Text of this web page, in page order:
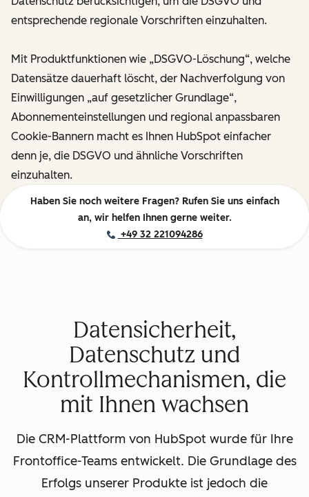
entsprechende regionale Vorschriften einzuhalten.
Mit Produktfunktionen wie „DSGVO-Löschung“, welche
Datensätze dauerhaft löscht, der Nachverfolgung von
Einwilligungen „auf gesetzlicher Grundlage“,
Abonnementeinstellungen und regional anpassbaren
Cookie-Bannern macht es Ihnen HubSpot einfacher
denn je, die DSGVO und ähnliche Vorschriften
einzuhalten.
Haben Sie noch weitere Fragen? Rufen Sie uns einfach
an, wir helfen Ihnen gerne weiter.
+49 32 221094286
Datensicherheit,
Datenschutz und
Kontrollmechanismen, die
mit Ihnen wachsen
Die CRM-Plattform von HubSpot wurde für Ihre
Frontoffice-Teams entwickelt. Die Grundlage des
Erfolgs unserer Produkte ist jedoch die